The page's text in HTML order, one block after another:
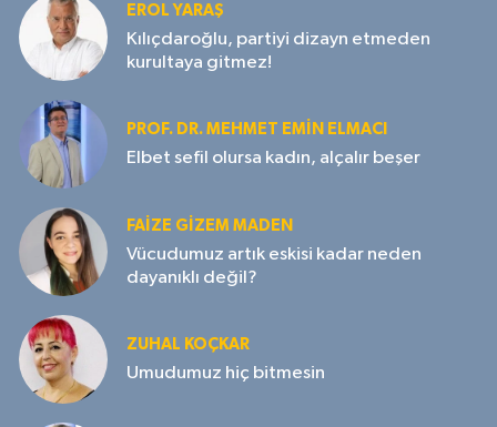
EROL YARAŞ
Kılıçdaroğlu, partiyi dizayn etmeden
kurultaya gitmez!
PROF. DR. MEHMET EMIN ELMACI
Elbet sefil olursa kadın, alçalır beşer
FAIZE GIZEM MADEN
Vücudumuz artık eskisi kadar neden
dayanıklı değil?
ZUHAL KOÇKAR
Umudumuz hiç bitmesin